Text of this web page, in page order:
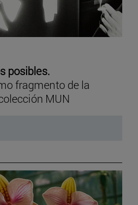
posibles.
fragmento de la
MUN